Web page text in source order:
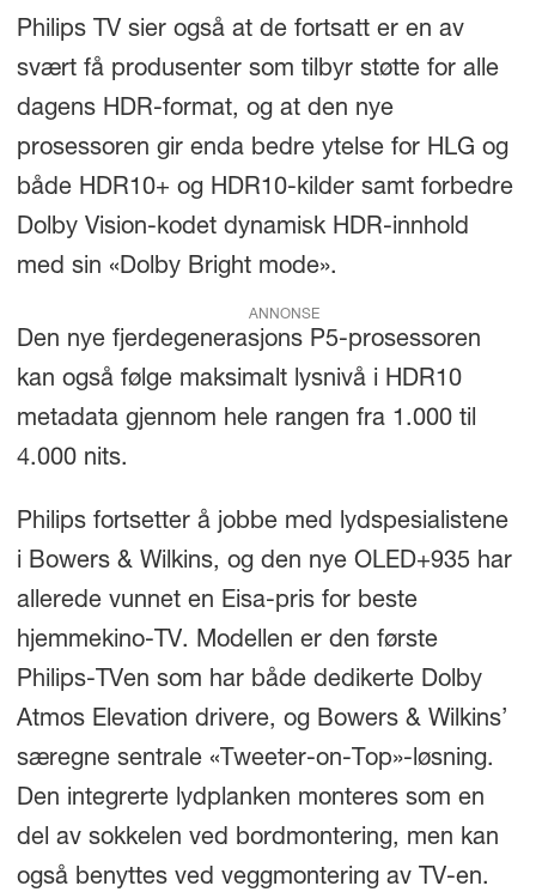
Philips TV sier også at de fortsatt er en av
svært få produsenter som tilbyr støtte for alle
dagens HDR-format, og at den nye
prosessoren gir enda bedre ytelse for HLG og
både HDR10+ og HDR10-kilder samt forbedre
Dolby Vision-kodet dynamisk HDR-innhold
med sin «Dolby Bright mode».
ANNONSE
Den nye fjerdegenerasjons P5-prosessoren
kan også følge maksimalt lysnivå i HDR10
metadata gjennom hele rangen fra 1.000 til
4.000 nits.
Philips fortsetter å jobbe med lydspesialistene
i Bowers & Wilkins, og den nye OLED+935 har
allerede vunnet en Eisa-pris for beste
hjemmekino-TV. Modellen er den første
Philips-TVen som har både dedikerte Dolby
Atmos Elevation drivere, og Bowers & Wilkins’
særegne sentrale «Tweeter-on-Top»-løsning.
Den integrerte lydplanken monteres som en
del av sokkelen ved bordmontering, men kan
også benyttes ved veggmontering av TV-en.